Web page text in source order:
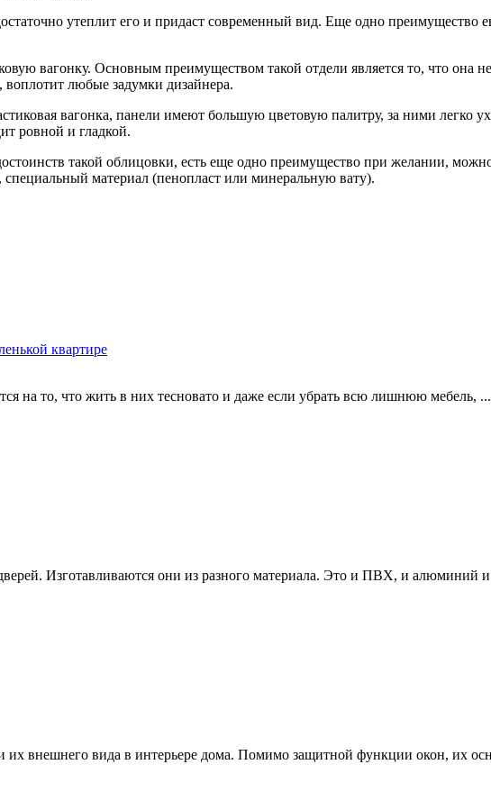
утеплит его и придаст современный вид. Еще одно преимущество
вагонку. Основным преимуществом такой отдели является то, что она не
любые задумки дизайнера.
вагонка, панели имеют большую цветовую палитру, за ними легко
ровной и гладкой.
такой облицовки, есть еще одно преимущество при желании,
материал (пенопласт или минеральную вату).
квартире
на то, что жить в них тесновато и даже если убрать всю лишнюю мебель, ...
Изготавливаются они из разного материала. Это и ПВХ, и алюминий
внешнего вида в интерьере дома. Помимо защитной функции окон, их